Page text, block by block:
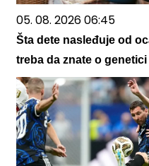
05. 08. 2026 06:45
Šta dete nasleđuje od
treba da znate o genetici